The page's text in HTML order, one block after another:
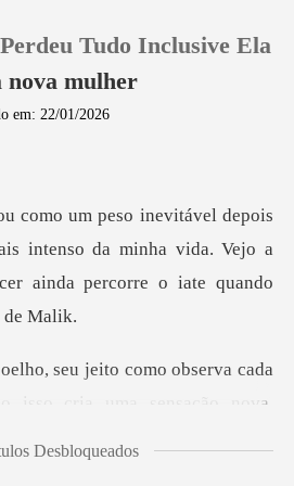
Tudo Inclusive Ela
nova mulher
em: 22/01/2026
intenso da minha vida. Vejo a
erva cada
isso cria uma se
Desbloqueados